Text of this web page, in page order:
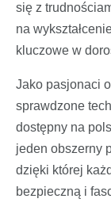
się z
na
kluczowe w
Jako pasjonaci
sprawdzone
dostępny na
jeden obszerny
dzięki której
bezpieczną i